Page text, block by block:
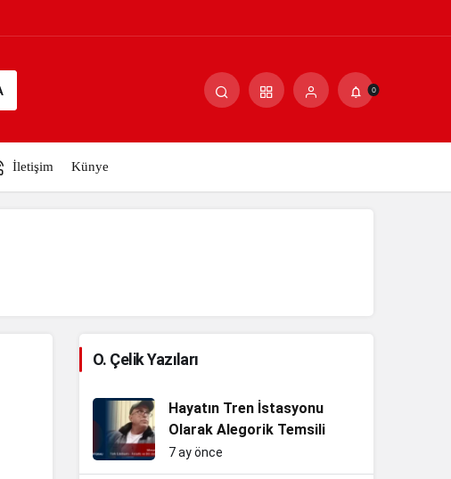
0
İletişim Künye
O. Çelik Yazıları
Hayatın Tren İstasyonu
Olarak Alegorik Temsili
7 ay önce